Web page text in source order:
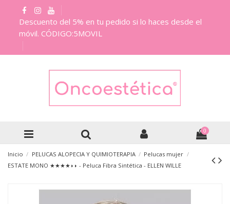
Descuento del 5% en tu pedido si lo haces desde el
móvil. CÓDIGO:5MOVIL
0
Inicio PELUCAS ALOPECIA Y QUIMIOTERAPIA
Pelucas mujer
ESTATE MONO ★★★★◗◗ - Peluca Fibra Sintética - ELLEN WILLE